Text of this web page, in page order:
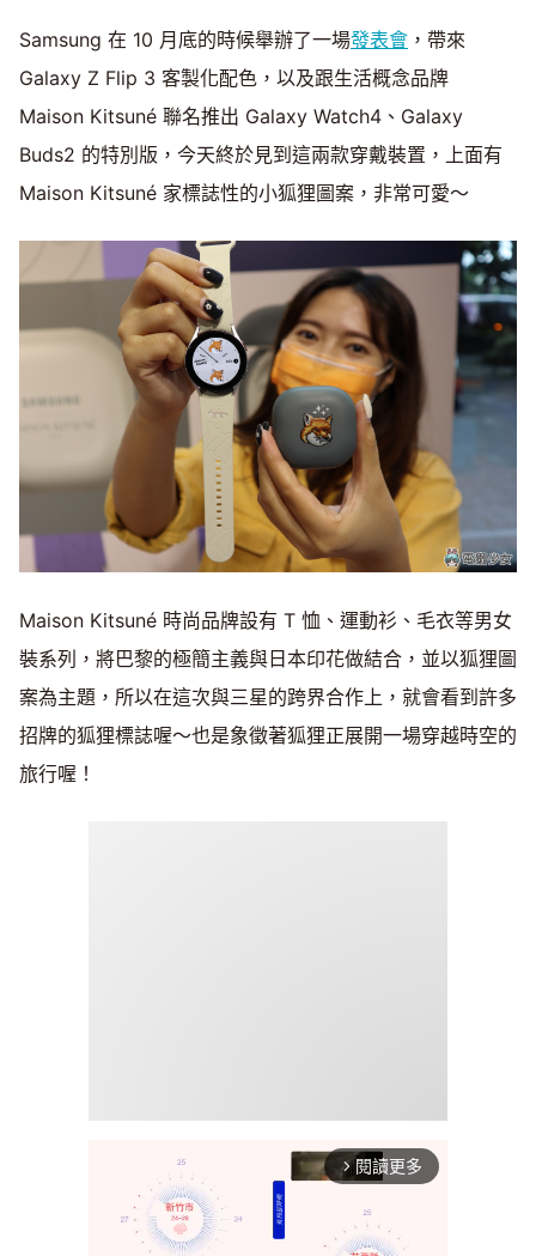
Samsung 在 10 月底的時候舉辦了一場發表會 ，帶來
Galaxy Z Flip 3 客製化配色，以及跟生活概念品牌
Maison Kitsuné 聯名推出 Galaxy Watch4、Galaxy
Buds2 的特別版，今天終於見到這兩款穿戴裝置，上面有
Maison Kitsuné 家標誌性的小狐狸圖案，非常可愛～
Maison Kitsuné 時尚品牌設有 T 恤、運動衫、毛衣等男女
裝系列，將巴黎的極簡主義與日本印花做結合，並以狐狸圖
案為主題，所以在這次與三星的跨界合作上，就會看到許多
招牌的狐狸標誌喔～也是象徵著狐狸正展開一場穿越時空的
旅行喔！
arrow_forward_ios 閱讀更多